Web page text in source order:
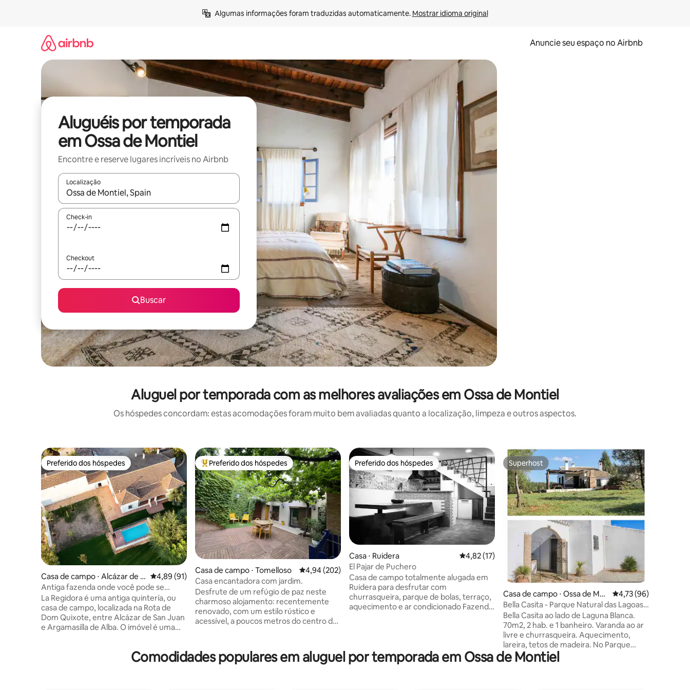
Algumas informações foram traduzidas automaticamente. Mostrar idioma original
Anuncie seu espaço no Airbnb
Aluguéis por temporada
em Ossa de Montiel
Encontre e reserve lugares incríveis no Airbnb
Localização
Quando os resultados estiverem disponíveis, explore-os usando as seta para cima e para baixo do teclado ou tocando e deslizando o dedo na tela.
Check-in
Checkout
Buscar
Aluguel por temporada com as melhores avaliações em Ossa de Montiel
Os hóspedes concordam: estas acomodações foram muito bem avaliadas quanto a localização, limpeza e outros aspectos.
Preferido dos hóspedes
Preferido dos hóspedes
Casa de campo ⋅ Alcázar de S
an Juan
4,89 de uma avaliação média de 5, 91 avaliações
4,89 (91)
Antiga fazenda onde você pode se
conectar com a tradição
La Regidora é uma antiga quintería, ou
casa de campo, localizada na Rota de
Dom Quixote, entre Alcázar de San Juan
e Argamasilla de Alba. O imóvel é uma
mantém o caráter do edifício original.
Entre os melhores preferidos dos hóspedes
Preferido dos hóspedes
Casa de campo ⋅ Tomelloso 4,94 de uma avaliação média de 5, 202 avaliações
4,94 (202)
Casa encantadora com jardim.
Desfrute de um refúgio de paz neste
charmoso alojamento: recentemente
renovado, com um estilo rústico e
acessível, a poucos metros do centro de
bem iluminados com camas extra
grandes e muito confortáveis. Uma sala
Preferido dos hóspedes
Preferido dos hóspedes
Casa ⋅ Ruidera 4,82 de uma avaliação média de 5, 17 avaliações
4,82 (17)
El Pajar de Puchero
Casa de campo totalmente alugada em
Ruidera para desfrutar com
churrasqueira, parque de bolas, terraço,
aquecimento e ar condicionado Fazenda
cama de casal. O piso térreo é sem
barreiras arquitetônicas, ideal para
Superhost
Superhost
Casa de campo ⋅ Ossa de Mo
ntiel
4,73 de uma
4,73 (96)
Bella Casita - Parque Natural das Lagoas
de Ruidera.
Bella Casita ao lado de Laguna Blanca.
70m2, 2 hab. e 1 banheiro. Varanda ao ar
livre e churrasqueira. Aquecimento,
lareira, tetos de madeira. No Parque
Natural Lagunas de Ruidera e Ruta del
Quijote (12h@ propriedade com 2 casas
Comodidades populares em aluguel por temporada em Ossa de Montiel